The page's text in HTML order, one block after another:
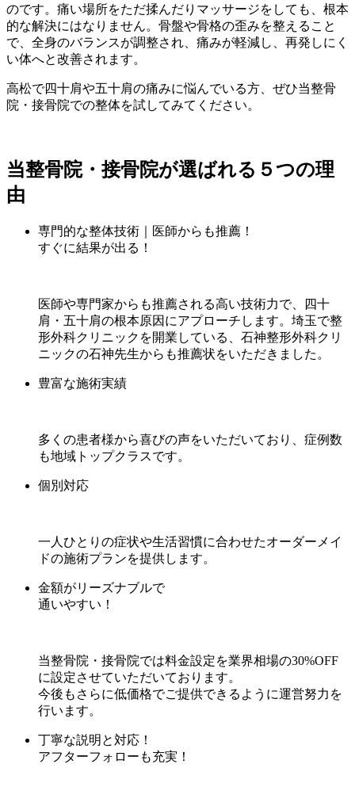
のです。痛い場所をただ揉んだりマッサージをしても、根本
的な解決にはなりません。骨盤や骨格の歪みを整えること
で、全身のバランスが調整され、痛みが軽減し、再発しにく
い体へと改善されます。
高松で四十肩や五十肩の痛みに悩んでいる方、ぜひ当整骨
院・接骨院での整体を試してみてください。
当整骨院・接骨院が選ばれる５つの理
由
専門的な整体技術｜医師からも推薦！
すぐに結果が出る！
医師や専門家からも推薦される高い技術力で、四十
肩・五十肩の根本原因にアプローチします。埼玉で整
形外科クリニックを開業している、石神整形外科クリ
ニックの石神先生からも推薦状をいただきました。
豊富な施術実績
多くの患者様から喜びの声をいただいており、症例数
も地域トップクラスです。
個別対応
一人ひとりの症状や生活習慣に合わせたオーダーメイ
ドの施術プランを提供します。
金額がリーズナブルで
通いやすい！
当整骨院・接骨院では料金設定を業界相場の30%OFF
に設定させていただいております。
今後もさらに低価格でご提供できるように運営努力を
行います。
丁寧な説明と対応！
アフターフォローも充実！